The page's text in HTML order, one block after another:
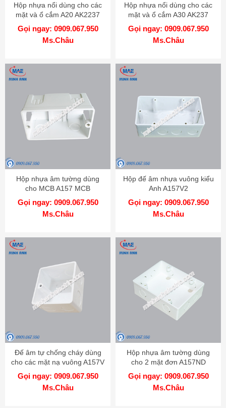
Hộp nhựa nổi dùng cho các
mặt và ổ cắm A20 AK2237
Gọi ngay: 0909.067.950
Ms.Châu
Hộp nhựa nổi dùng cho các
mặt và ổ cắm A30 AK237
Gọi ngay: 0909.067.950
Ms.Châu
Hộp nhựa âm tường dùng
cho MCB A157 MCB
Gọi ngay: 0909.067.950
Ms.Châu
Hộp đế âm nhựa vuông kiểu
Anh A157V2
Gọi ngay: 0909.067.950
Ms.Châu
Đế âm tự chống cháy dùng
cho các mặt nạ vuông A157V
Gọi ngay: 0909.067.950
Ms.Châu
Hộp nhựa âm tường dùng
cho 2 mặt đơn A157ND
Gọi ngay: 0909.067.950
Ms.Châu